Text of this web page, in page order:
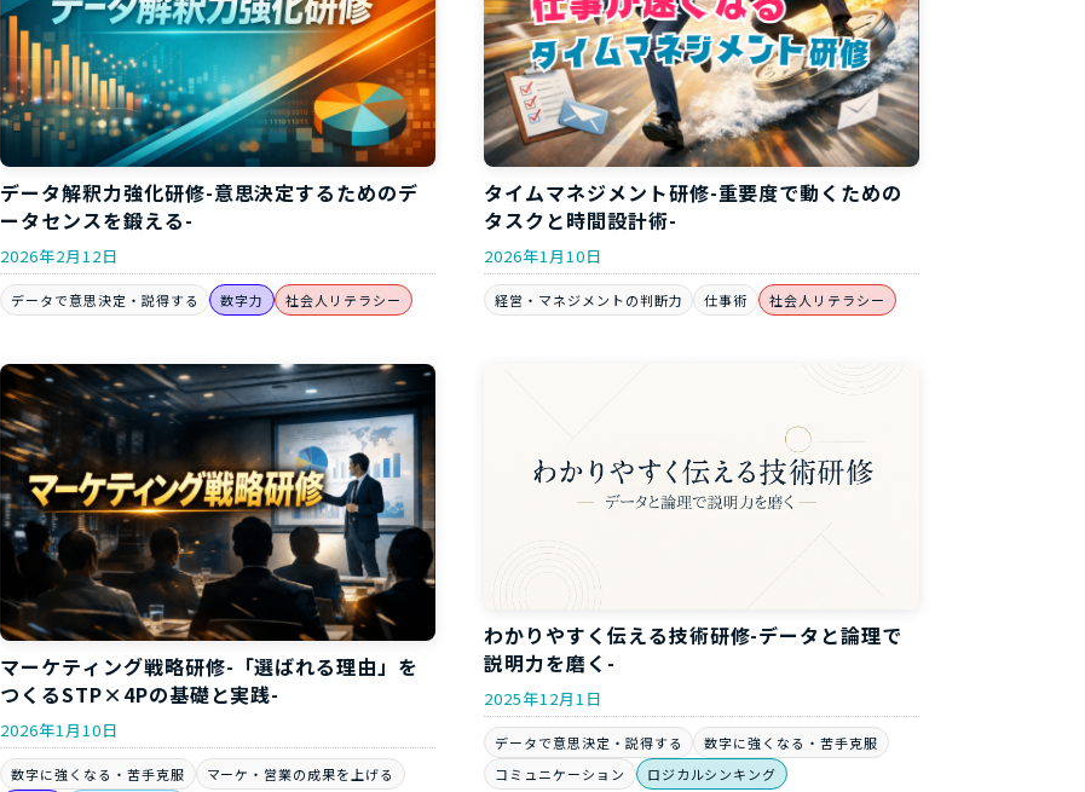
データ解釈力強化研修-意思決定するためのデ
ータセンスを鍛える-
2026年2月12日
データで意思決定・説得する 数字力 社会人リテラシー
タイムマネジメント研修-重要度で動くための
タスクと時間設計術-
2026年1月10日
経営・マネジメントの判断力 仕事術 社会人リテラシー
マーケティング戦略研修-「選ばれる理由」を
つくるSTP×4Pの基礎と実践-
2026年1月10日
数字に強くなる・苦手克服
マーケ・営業の成果を上げる
わかりやすく伝える技術研修-データと論理で
説明力を磨く-
2025年12月1日
データで意思決定・説得する
数字に強くなる・苦手克服
コミュニケーション
ロジカルシンキング